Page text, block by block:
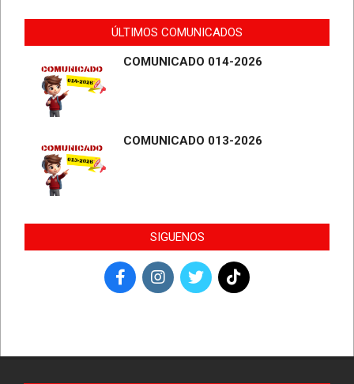
ÚLTIMOS COMUNICADOS
COMUNICADO 014-2026
COMUNICADO 013-2026
SIGUENOS